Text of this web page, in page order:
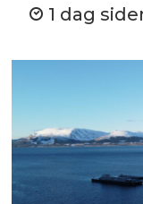
1 dag